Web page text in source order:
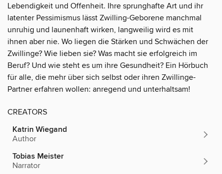
Lebendigkeit und Offenheit. Ihre sprunghafte Art und ihr
latenter Pessimismus lässt Zwilling-Geborene manchmal
unruhig und launenhaft wirken, langweilig wird es mit
ihnen aber nie. Wo liegen die Stärken und Schwächen der
Zwillinge? Wie lieben sie? Was macht sie erfolgreich im
Beruf? Und wie steht es um ihre Gesundheit? Ein Hörbuch
für alle, die mehr über sich selbst oder ihren Zwillinge-
Partner erfahren wollen: anregend und unterhaltsam!
CREATORS
Katrin Wiegand
Author
Tobias Meister
Narrator